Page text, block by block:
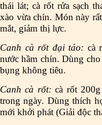
thái lát; cà rốt rửa sạch
xào vừa chín. Món này
mắt, giảm thị lực.
Canh cà rốt đại táo: cà
nước hầm chín. Dùng
bụng không tiêu.
Canh cà rốt: cà rốt
trong ngày. Dùng thích
mới khởi phát (Giải độc